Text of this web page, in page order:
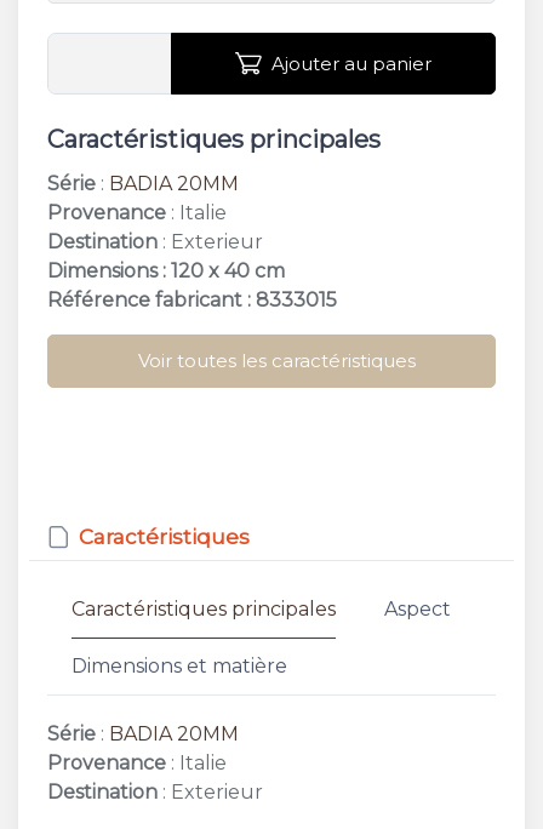
Ajouter au panier
Caractéristiques principales
Série : BADIA 20MM
Provenance : Italie
Destination : Exterieur
Dimensions : 120 x 40 cm
Référence fabricant : 8333015
Voir toutes les caractéristiques
Caractéristiques
Caractéristiques principales Aspect
Dimensions et matière
Série : BADIA 20MM
Provenance : Italie
Destination : Exterieur